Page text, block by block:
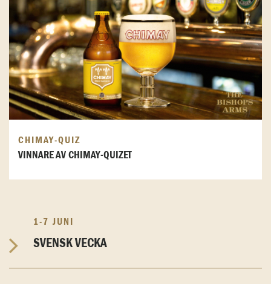
CHIMAY-QUIZ
VINNARE AV CHIMAY-QUIZET
1-7 JUNI
SVENSK VECKA